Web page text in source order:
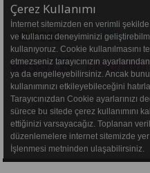
Çerez Kullanımı
İnternet sitemizden en verimli
ve kullanıcı deneyiminizi
kullanıyoruz. Cookie kullanılmasını
etmezseniz tarayıcınızın
ya da engelleyebilirsiniz. Ancak
kullanımınızı etkileyebileceğini
Tarayıcınızdan Cookie ayarlarınızı
sürece bu sitede çerez kullanımını
ettiğinizi varsayacağız. Toplanan
düzenlemelere internet sitemizde
İşlenmesi metninden ulaşabilirsiniz.